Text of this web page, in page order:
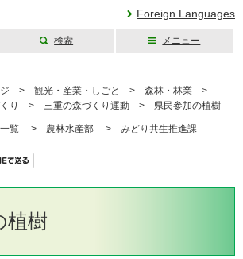
Foreign Languages
検索 メニュー
> 観光・産業・しごと > 森林・林業 >
り
> 三重の森づくり運動 > 県民参加の植樹
一覧 > 農林水産部 > みどり共生推進課
植樹